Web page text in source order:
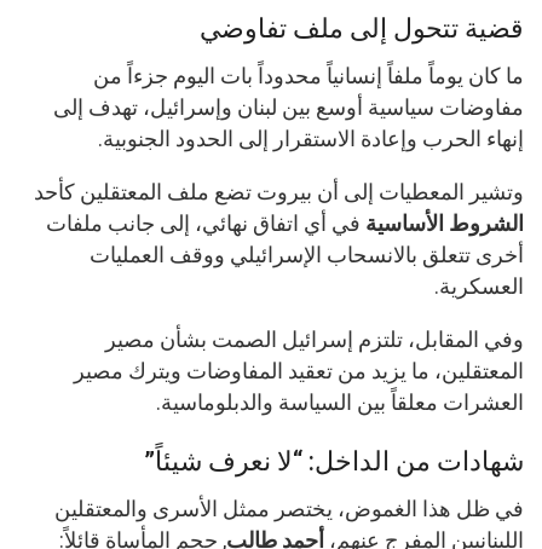
قضية تتحول إلى ملف تفاوضي
ما كان يوماً ملفاً إنسانياً محدوداً بات اليوم جزءاً من
مفاوضات سياسية أوسع بين لبنان وإسرائيل، تهدف إلى
إنهاء الحرب وإعادة الاستقرار إلى الحدود الجنوبية.
وتشير المعطيات إلى أن بيروت تضع ملف المعتقلين كأحد
الشروط الأساسية في أي اتفاق نهائي، إلى جانب ملفات
أخرى تتعلق بالانسحاب الإسرائيلي ووقف العمليات
العسكرية.
وفي المقابل، تلتزم إسرائيل الصمت بشأن مصير
المعتقلين، ما يزيد من تعقيد المفاوضات ويترك مصير
العشرات معلقاً بين السياسة والدبلوماسية.
شهادات من الداخل: “لا نعرف شيئاً”
في ظل هذا الغموض، يختصر ممثل الأسرى والمعتقلين
اللبنانيين المفرج عنهم، أحمد طالب, حجم المأساة قائلاً: